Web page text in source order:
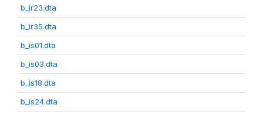
b_ir23.dta
b_ir35.dta
b_is01.dta
b_is03.dta
b_is18.dta
b_is24.dta